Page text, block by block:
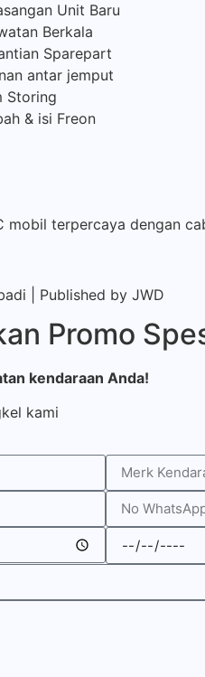
Unit Baru
Berkala
Sparepart
antar jemput
Storing
& isi Freon
mobil terpercaya dengan
| Published by JWD
Promo
kendaraan Anda!
kami